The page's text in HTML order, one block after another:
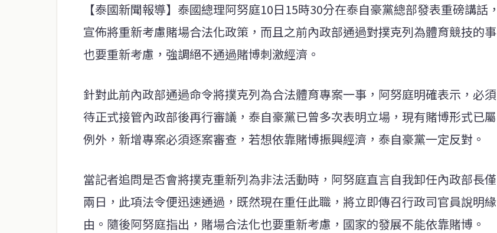
【泰國新聞報導】泰國總理阿努庭10日15時30分在泰自豪黨總部發表重磅講話，
宣佈將重新考慮賭場合法化政策，而且之前內政部通過對撲克列為體育競技的事
也要重新考慮，強調絕不通過賭博刺激經濟。
針對此前內政部通過命令將撲克列為合法體育專案一事，阿努庭明確表示，必須
待正式接管內政部後再行審議，泰自豪黨已曾多次表明立場，現有賭博形式已屬
例外，新增專案必須逐案審查，若想依靠賭博振興經濟，泰自豪黨一定反對。
當記者追問是否會將撲克重新列為非法活動時，阿努庭直言自我卸任內政部長僅
兩日，此項法令便迅速通過，既然現在重任此職，將立即傳召行政司官員說明緣
由。隨後阿努庭指出，賭場合法化也要重新考慮，國家的發展不能依靠賭博。